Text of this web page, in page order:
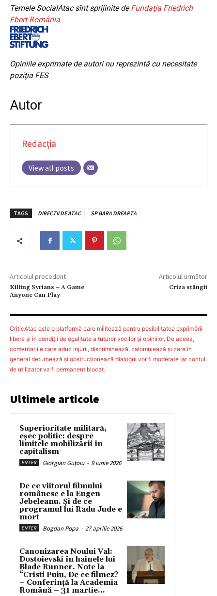
Temele SocialAtac sînt sprijinite deFundaţia Friedrich
Ebert România
Opiniile exprimate de autori nu reprezintă cu necesitate
poziţia FES
Autor
Redacția
View all posts
TAGS DIRECTII DE ATAC SP BARA DREAPTA
Articolul precedent
Killing Syrians – A Game
Anyone Can Play
Articolul următor
Criza stângii
CriticAtac este o platformă care militează pentru posibilitatea exprimării
libere şi în condiţii de egalitate a tuturor vocilor şi opiniilor. De aceea,
comentariile care aduc injurii, discriminează, calomniează şi care în
general deturnează şi obstrucţionează dialogul vor fi moderate iar contul
de utilizator va fi permanent blocat.
Ultimele articole
Superioritate militară,
eșec politic: despre
limitele mobilizării în
capitalism
ENTER Giorgian Guțoiu - 9 iunie 2026
De ce viitorul filmului
românesc e la Eugen
Jebeleanu. Și de ce
programul lui Radu Jude e
mort
ENTER Bogdan Popa - 27 aprilie 2026
Canonizarea Noului Val:
Dostoievski în hainele lui
Blade Runner. Note la
“Cristi Puiu, De ce filmez?
– Conferință la Academia
Română – 31 martie...